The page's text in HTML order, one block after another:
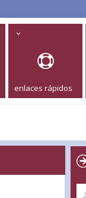
enlaces rápidos